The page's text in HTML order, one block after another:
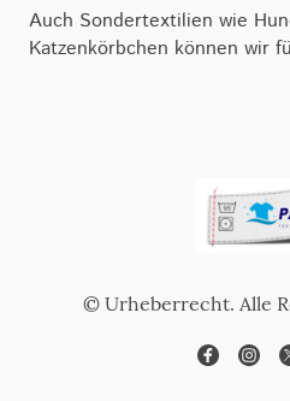
Auch Sondertextilien wie
Katzenkörbchen können wir
© Urheberrecht. Alle